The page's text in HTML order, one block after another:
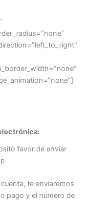
favor de enviar
te enviaremos
pago y el número de